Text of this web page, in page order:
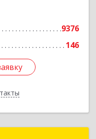
9376
146
Подробнее